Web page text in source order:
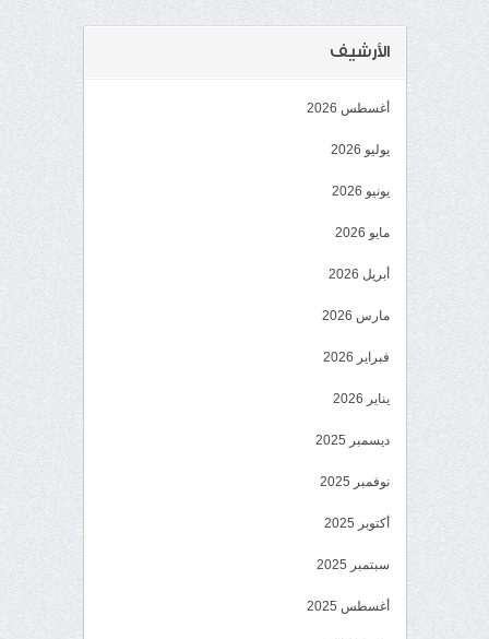
الأرشيف
أغسطس 2026
يوليو 2026
يونيو 2026
مايو 2026
أبريل 2026
مارس 2026
فبراير 2026
يناير 2026
ديسمبر 2025
نوفمبر 2025
أكتوبر 2025
سبتمبر 2025
أغسطس 2025